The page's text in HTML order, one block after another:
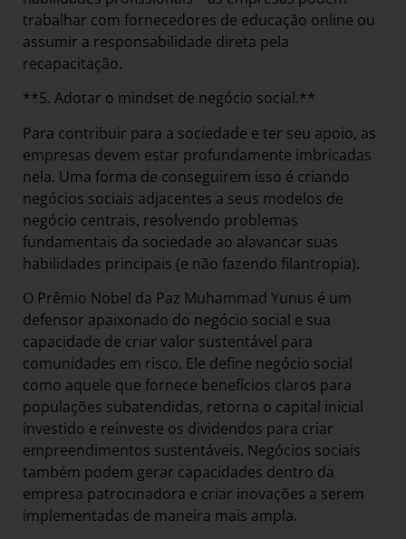
trabalhar com fornecedores de educação online ou
assumir a responsabilidade direta pela
recapacitação.
**5. Adotar o mindset de negócio social.**
Para contribuir para a sociedade e ter seu apoio, as
empresas devem estar profundamente imbricadas
nela. Uma forma de conseguirem isso é criando
negócios sociais adjacentes a seus modelos de
negócio centrais, resolvendo problemas
fundamentais da sociedade ao alavancar suas
habilidades principais (e não fazendo filantropia).
O Prêmio Nobel da Paz Muhammad Yunus é um
defensor apaixonado do negócio social e sua
capacidade de criar valor sustentável para
comunidades em risco. Ele define negócio social
como aquele que fornece benefícios claros para
populações subatendidas, retorna o capital inicial
investido e reinveste os dividendos para criar
empreendimentos sustentáveis. Negócios sociais
também podem gerar capacidades dentro da
empresa patrocinadora e criar inovações a serem
implementadas de maneira mais ampla.